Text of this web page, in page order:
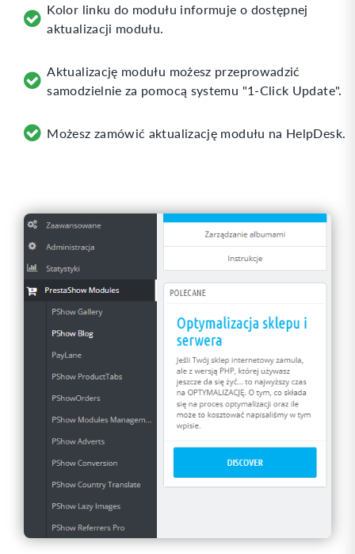
Kolor linku do modułu informuje o dostępnej
aktualizacji modułu.
Aktualizację modułu możesz przeprowadzić
samodzielnie za pomocą systemu "1-Click Update".
Możesz zamówić aktualizację modułu na HelpDesk.